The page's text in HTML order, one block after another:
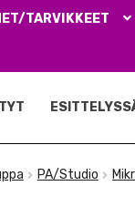
TARVIKKEET
PA/Studio